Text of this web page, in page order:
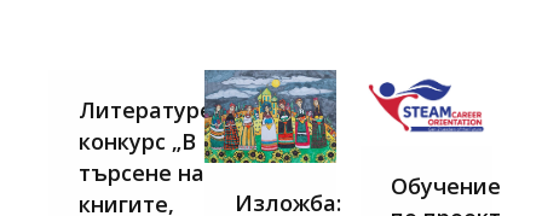
Литературен
конкурс „В
търсене на
книгите,
Изложба:
Обучение